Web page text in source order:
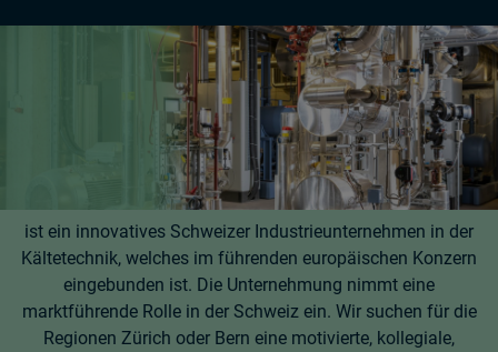
ist ein innovatives Schweizer Industrieunternehmen in der
Kältetechnik, welches im führenden europäischen Konzern
eingebunden ist. Die Unternehmung nimmt eine
marktführende Rolle in der Schweiz ein. Wir suchen für die
Regionen Zürich oder Bern eine motivierte, kollegiale,